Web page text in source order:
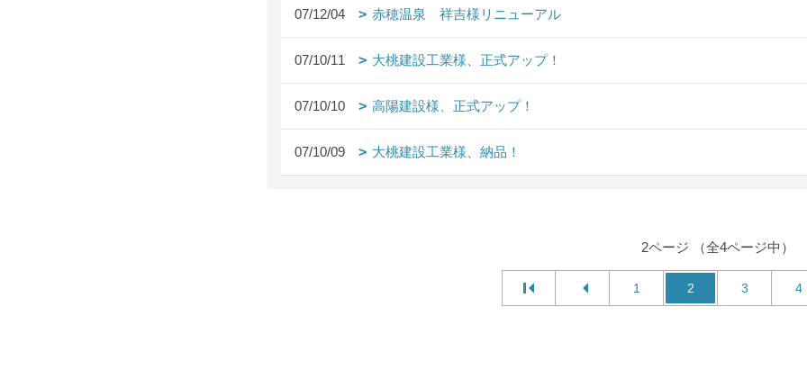
07/12/04 赤穂温泉 祥吉様リニューアル
07/10/11 大桃建設工業様、正式アップ！
07/10/10 高陽建設様、正式アップ！
07/10/09 大桃建設工業様、納品！
2ページ （全4ページ中）
1 2 3 4